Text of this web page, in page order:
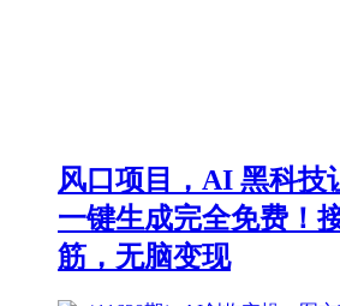
风口项目，AI 黑科技
一键生成完全免费！
筋，无脑变现